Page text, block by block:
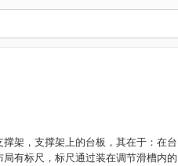
架，支撑架上的台板，其在于：在台
有标尺，标尺通过装在调节滑槽内的